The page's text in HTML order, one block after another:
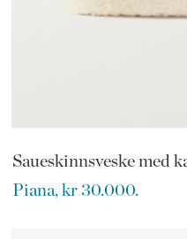
Saueskinnsveske med
Piana, kr 30.000.